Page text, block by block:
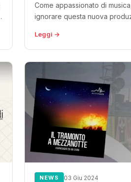
Come appassionato di
ignorare questa nuova
nota piattaforma...
Leggi →
NEWS 03 Giu 2024